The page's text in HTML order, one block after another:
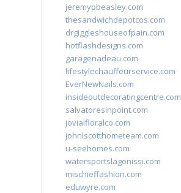
jeremypbeasley.com
thesandwichdepotcos.com
drgiggleshouseofpain.com
hotflashdesigns.com
garagenadeau.com
lifestylechauffeurservice.com
EverNewNails.com
insideoutdecoratingcentre.com
salvatoresinpoint.com
jovialfloralco.com
johnlscotthometeam.com
u-seehomes.com
watersportslagonissi.com
mischieffashion.com
eduwyre.com